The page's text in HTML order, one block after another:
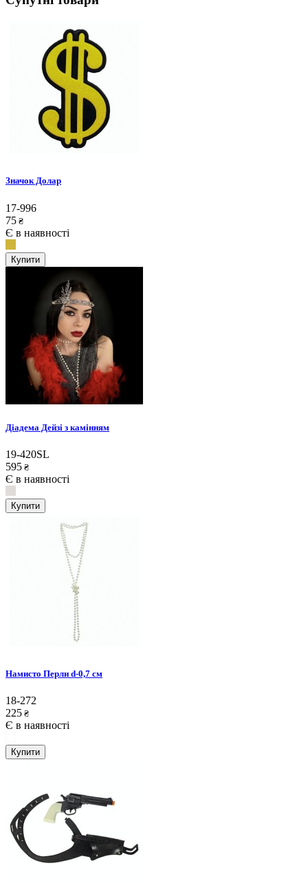
Значок Долар
17-996
75 ₴
Є в наявності
Купити
Діадема Дейзі з камінням
19-420SL
595 ₴
Є в наявності
Купити
Намисто Перли d-0,7 см
18-272
225 ₴
Є в наявності
Купити